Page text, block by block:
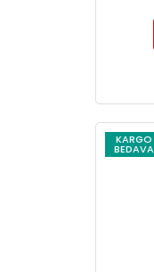
KARGO
BEDAVA